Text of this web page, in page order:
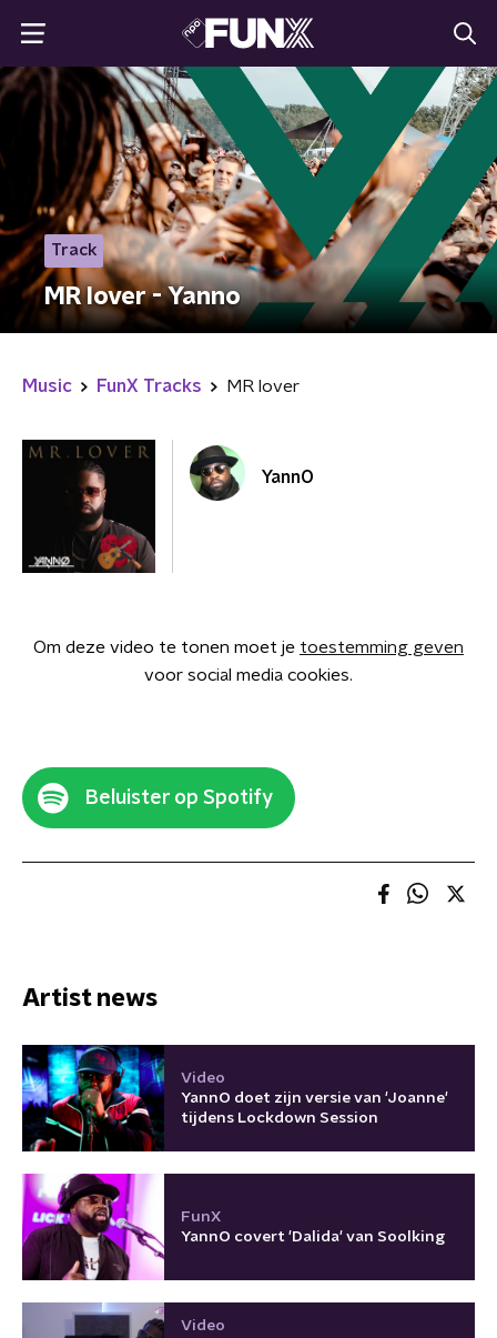
Track
MR lover - Yanno
Music FunX Tracks MR lover
YannO
Om deze video te tonen moet je toestemming geven
voor social media cookies.
Beluister op Spotify
Artist news
Video
YannO doet zijn versie van 'Joanne'
tijdens Lockdown Session
FunX
YannO covert 'Dalida' van Soolking
Video